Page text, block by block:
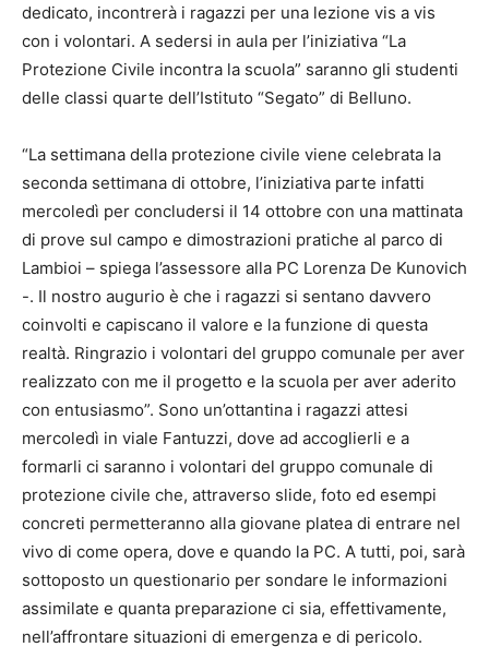
dedicato, incontrerà i ragazzi per una lezione vis a vis
con i volontari. A sedersi in aula per l’iniziativa “La
Protezione Civile incontra la scuola” saranno gli studenti
delle classi quarte dell’Istituto “Segato” di Belluno.
“La settimana della protezione civile viene celebrata la
seconda settimana di ottobre, l’iniziativa parte infatti
mercoledì per concludersi il 14 ottobre con una mattinata
di prove sul campo e dimostrazioni pratiche al parco di
Lambioi – spiega l’assessore alla PC Lorenza De Kunovich
-. Il nostro augurio è che i ragazzi si sentano davvero
coinvolti e capiscano il valore e la funzione di questa
realtà. Ringrazio i volontari del gruppo comunale per aver
realizzato con me il progetto e la scuola per aver aderito
con entusiasmo”. Sono un’ottantina i ragazzi attesi
mercoledì in viale Fantuzzi, dove ad accoglierli e a
formarli ci saranno i volontari del gruppo comunale di
protezione civile che, attraverso slide, foto ed esempi
concreti permetteranno alla giovane platea di entrare nel
vivo di come opera, dove e quando la PC. A tutti, poi, sarà
sottoposto un questionario per sondare le informazioni
assimilate e quanta preparazione ci sia, effettivamente,
nell’affrontare situazioni di emergenza e di pericolo.